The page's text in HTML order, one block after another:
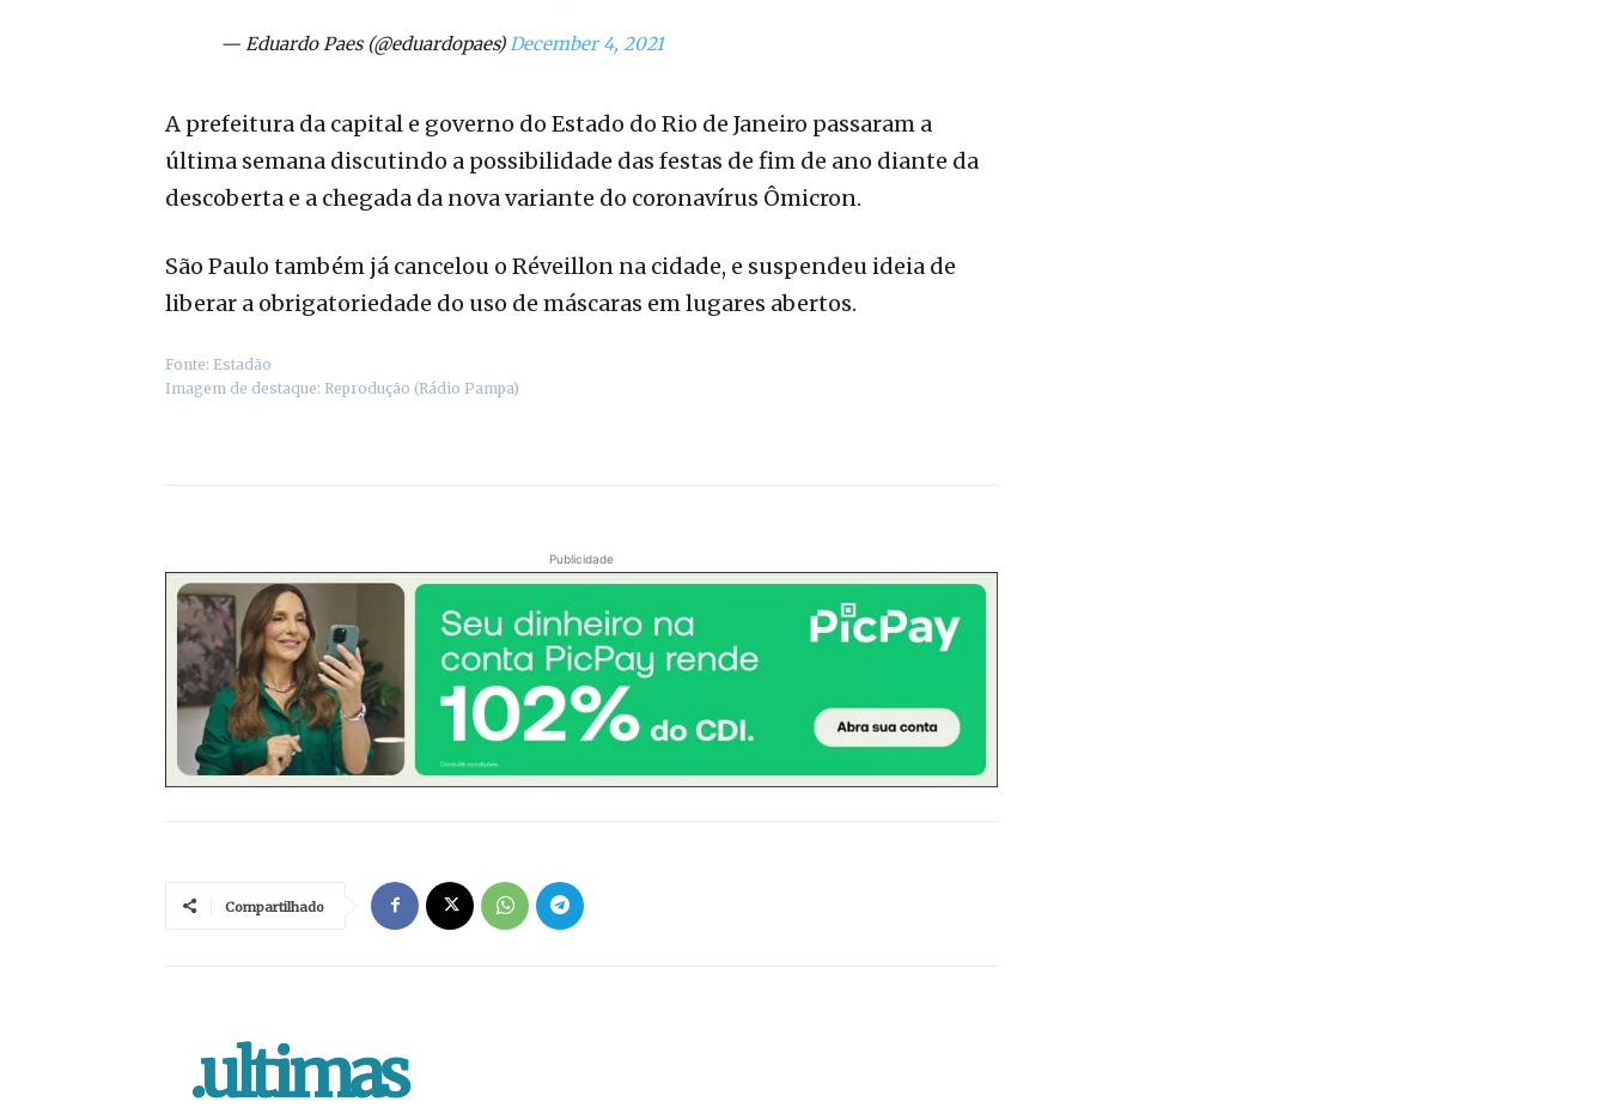
— Eduardo Paes (@eduardopaes)December 4, 2021
A prefeitura da capital e governo do Estado do Rio de Janeiro passaram a
última semana discutindo a possibilidade das festas de fim de ano diante da
descoberta e a chegada da nova variante do coronavírus Ômicron.
São Paulo também já cancelou o Réveillon na cidade, e suspendeu ideia de
liberar a obrigatoriedade do uso de máscaras em lugares abertos.
Fonte: Estadão
Imagem de destaque: Reprodução (Rádio Pampa)
Publicidade
Compartilhado
.ultimas